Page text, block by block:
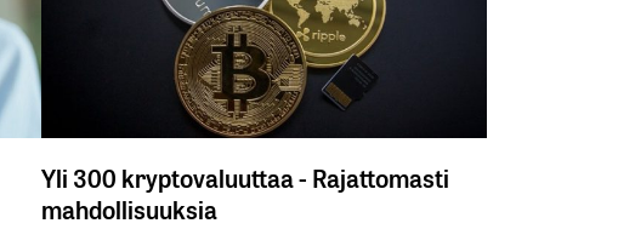
Yli 300 kryptovaluuttaa - Rajattomasti
mahdollisuuksia